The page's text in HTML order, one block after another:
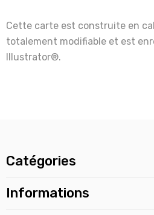
Cette carte est construite en
totalement modifiable et est
Illustrator®.
Catégories
Informations